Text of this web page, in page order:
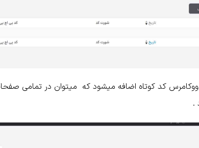
کد کوتاه اضافه میشود که میتوان در تمامی
.